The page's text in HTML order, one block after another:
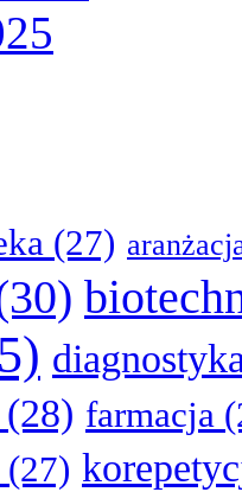
(27)
(28) farmacja
(27)